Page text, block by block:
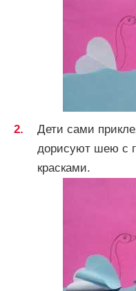
Дети сами
дорисуют шею с
красками.